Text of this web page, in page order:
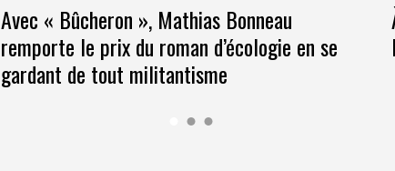
Avec « Bûcheron », Mathias Bonneau
remporte le prix du roman d’écologie en se
gardant de tout militantisme